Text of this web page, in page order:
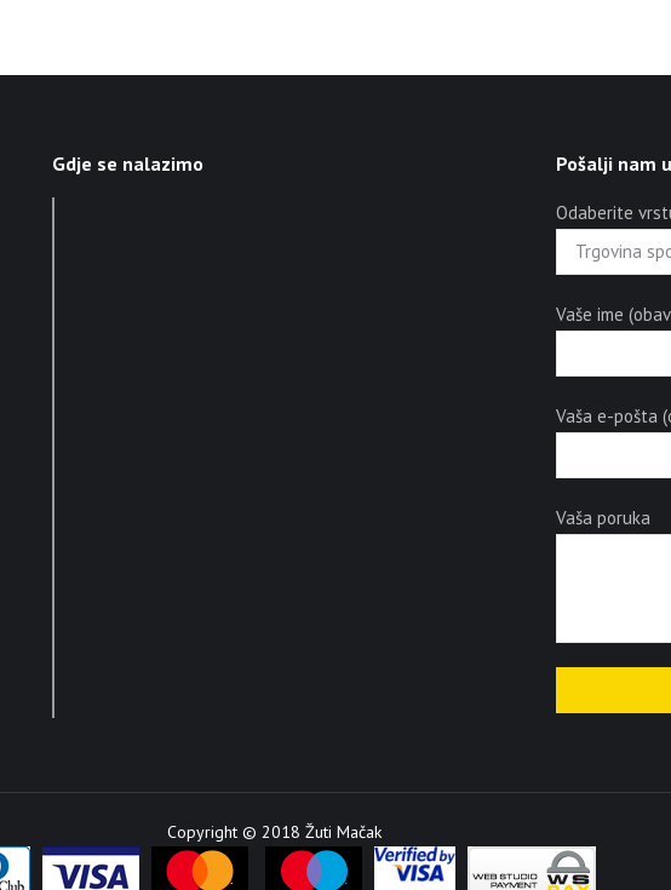
Gdje se nalazimo Pošalji nam
Odaberite
Vaše ime
Vaša e-pošta
Vaša poruka
Copyright © 2018 Žuti Mačak